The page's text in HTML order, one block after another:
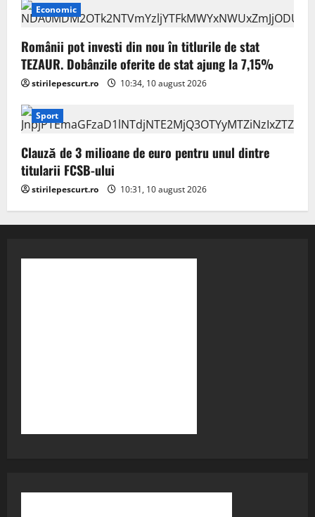
Economic
Românii pot investi din nou în titlurile de stat
TEZAUR. Dobânzile oferite de stat ajung la 7,15%
stirilepescurt.ro 10:34, 10 august 2026
Sport
Clauză de 3 milioane de euro pentru unul dintre
titularii FCSB-ului
stirilepescurt.ro 10:31, 10 august 2026